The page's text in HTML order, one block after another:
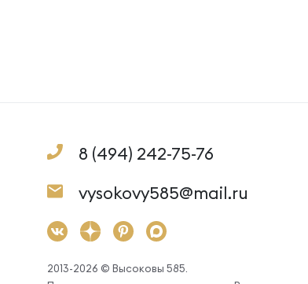
8 (494) 242-75-76
vysokovy585@mail.ru
2013-2026 © Высоковы 585.